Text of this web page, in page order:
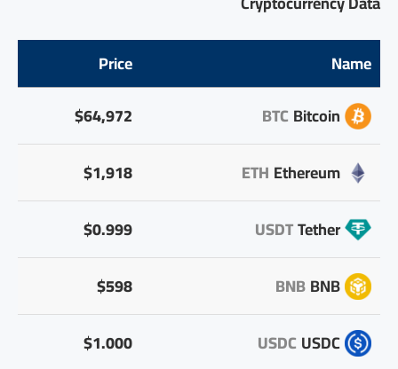
Name
Price
Bitcoin
BTC
$64,972
Ethereum
ETH
$1,918
Tether
USDT
$0.999
BNB
BNB
$598
USDC
USDC
$1.000